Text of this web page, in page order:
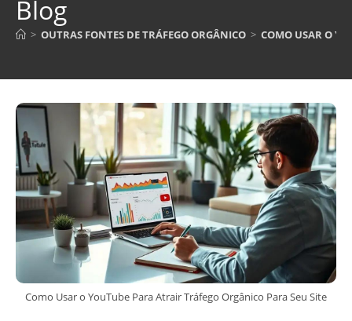
Blog
> OUTRAS FONTES DE TRÁFEGO ORGÂNICO > COMO USAR O
Como Usar o YouTube Para Atrair Tráfego Orgânico Para Seu Site